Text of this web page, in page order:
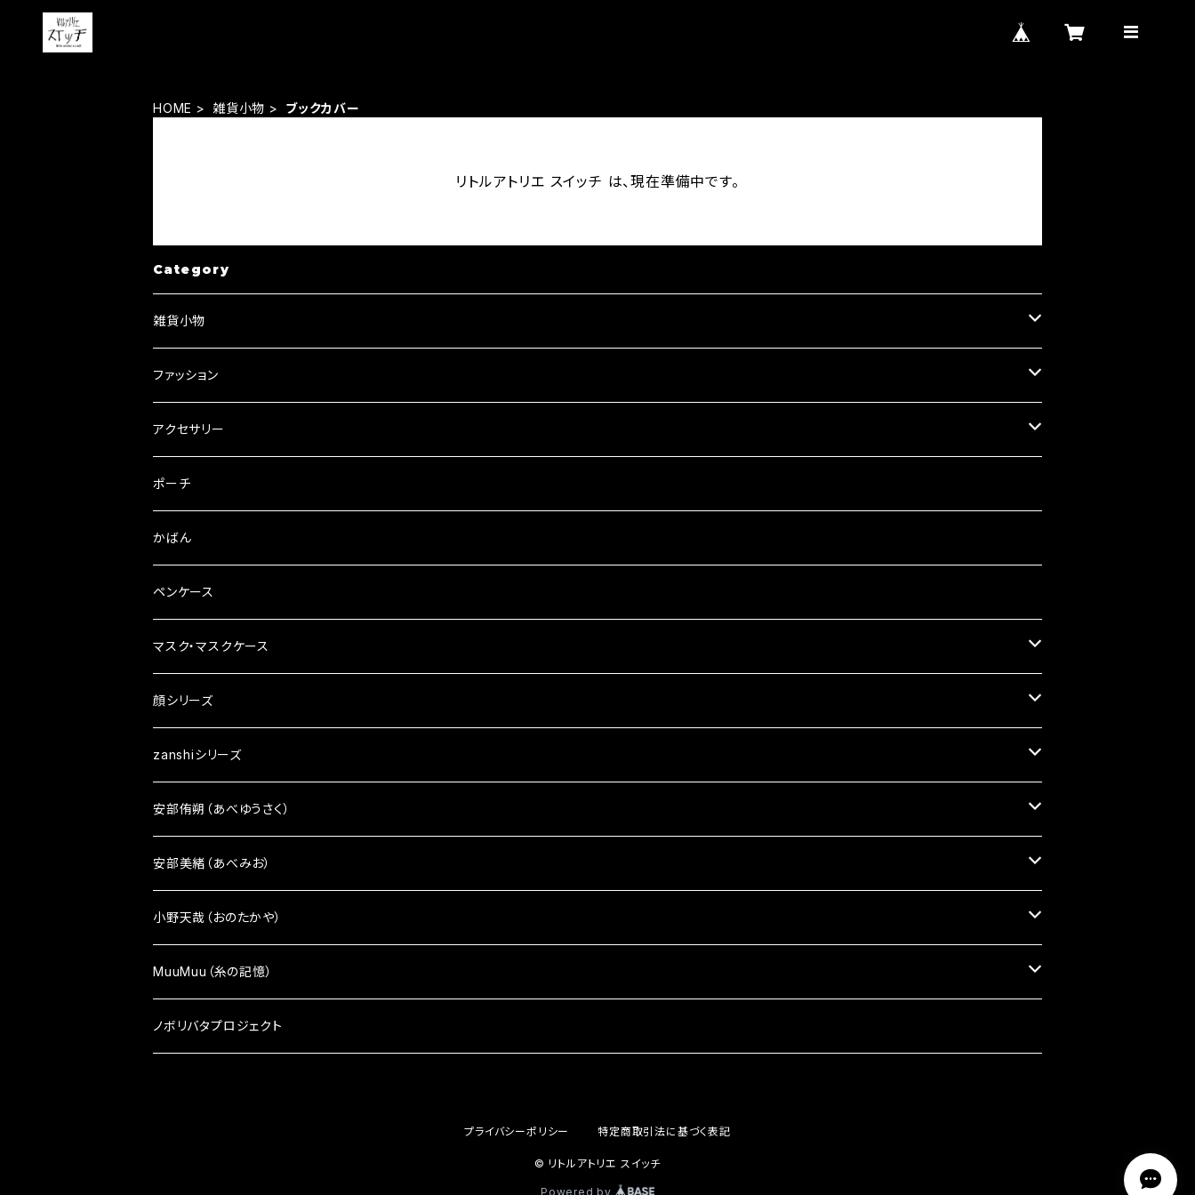
HOME 雑貨小物 ブックカバー
リトルアトリエ スイッチ は、現在準備中です。
Category
雑貨小物
キーリング・キーホルダー
ブローチ
ピンバッチ
ブックカバー
ファッション
Tシャツ
アクセサリー
ピアス
イヤリング
ポーチ
かばん
ペンケース
マスク・マスクケース
マスクチャーム
顔シリーズ
ざんしちゃんブローチ
顔ポーチ
zanshiシリーズ
アクセサリー
ピアス
イヤリング
雑貨小物
ざんしちゃんブローチ
ピンバッチ
安部侑朔（あべゆうさく）
雑貨小物
かばん
ポーチ
マスク・マスクケース
安部美緒（あべみお）
雑貨小物
かばん
マスク・マスクケース
小野天哉（おのたかや）
雑貨小物
MuuMuu（糸の記憶）
雑貨小物
ノボリバタプロジェクト
プライバシーポリシー 特定商取引法に基づく表記
© リトルアトリエ スイッチ
Powered by